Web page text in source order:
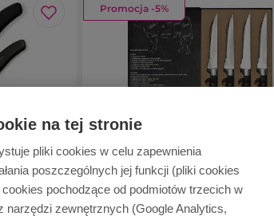
na tej stronie
pliki cookies w celu zapewnienia
poszczególnych jej funkcji (pliki cookies
cookies pochodzące od podmiotów trzecich w
narzędzi zewnętrznych (Google Analytics,
w pudełku
Promocja -5%
Zestaw noży do steków LONDON
od 66,14 zł od 62,75 zł
Dostępność: 1285 szt.